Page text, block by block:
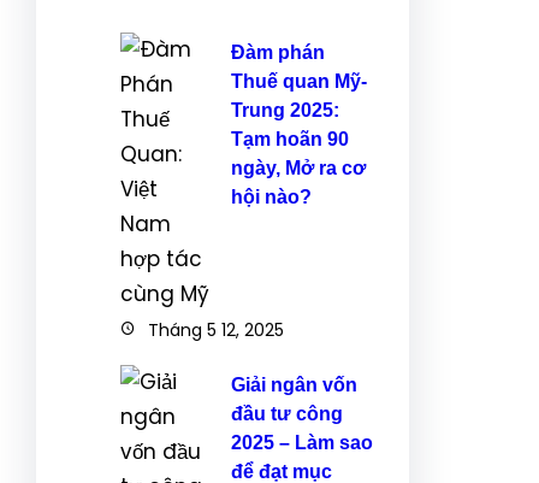
Đàm phán
Thuế quan Mỹ-
Trung 2025:
Tạm hoãn 90
ngày, Mở ra cơ
hội nào?
Tháng 5 12, 2025
Giải ngân vốn
đầu tư công
2025 – Làm sao
để đạt mục